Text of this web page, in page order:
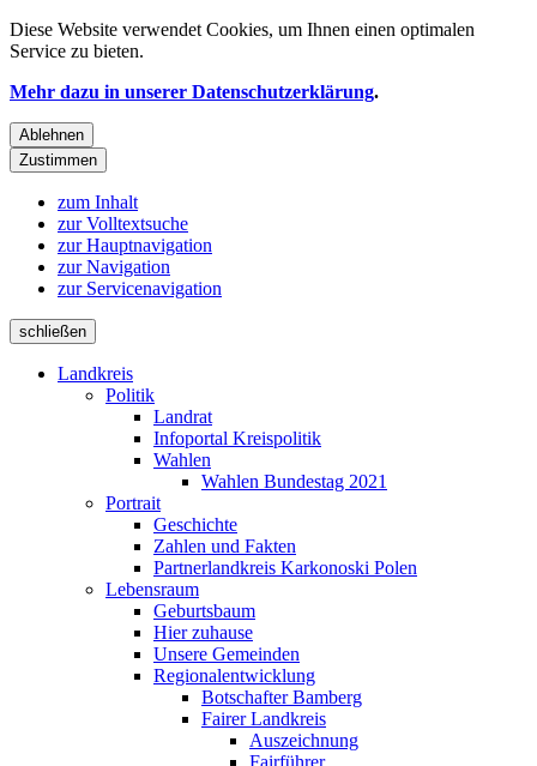
Diese Website verwendet Cookies, um Ihnen einen optimalen
Service zu bieten.
Mehr dazu in unserer Datenschutzerklärung.
Ablehnen
Zustimmen
zum Inhalt
zur Volltextsuche
zur Hauptnavigation
zur Navigation
zur Servicenavigation
schließen
Landkreis
Politik
Landrat
Infoportal Kreispolitik
Wahlen
Wahlen Bundestag 2021
Portrait
Geschichte
Zahlen und Fakten
Partnerlandkreis Karkonoski Polen
Lebensraum
Geburtsbaum
Hier zuhause
Unsere Gemeinden
Regionalentwicklung
Botschafter Bamberg
Fairer Landkreis
Auszeichnung
Fairführer